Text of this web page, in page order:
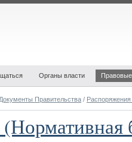
Органы власти
Документы Правительства /